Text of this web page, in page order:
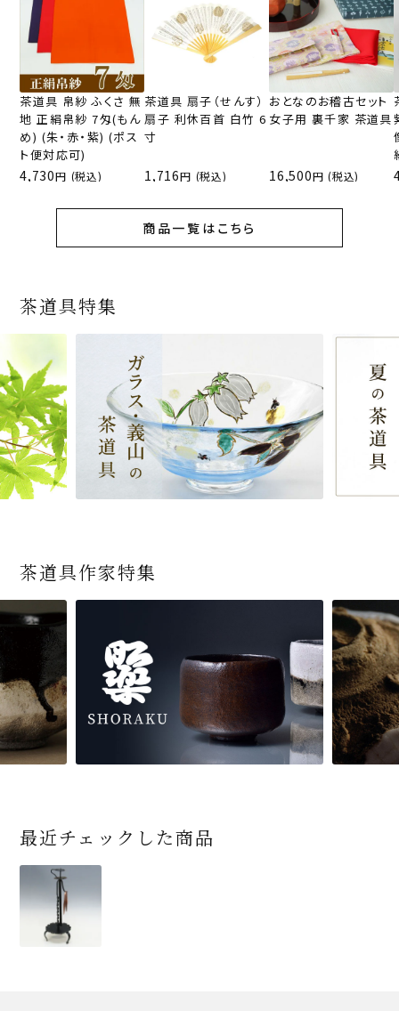
茶道具 帛紗 ふくさ 無
地 正絹帛紗 7匁(もん
め) (朱・赤・紫) (ポス
ト便対応可)
4,730 (税込)
茶道具 扇子（せんす）
扇子 利休百首 白竹 6
寸
1,716 (税込)
おとなのお稽古セット
女子用 裏千家 茶道具
16,500 (税込)
商品一覧はこちら
茶道具特集
茶道具作家特集
最近チェックした商品